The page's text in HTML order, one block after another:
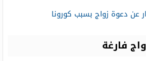
عن دعوة زواج بسبب كورونا
فارغة